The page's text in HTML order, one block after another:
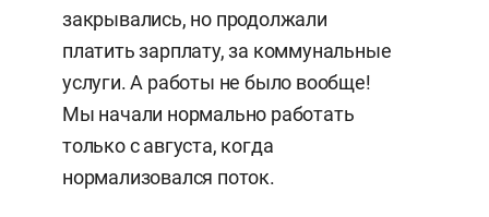
закрывались, но продолжали
платить зарплату, за коммунальные
услуги. А работы не было вообще!
Мы начали нормально работать
только с августа, когда
нормализовался поток.